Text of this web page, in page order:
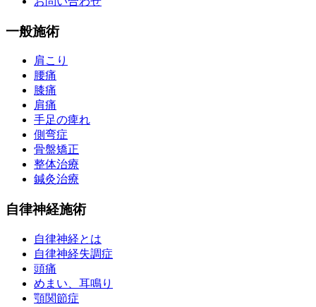
一般施術
肩こり
腰痛
膝痛
肩痛
手足の痺れ
側弯症
骨盤矯正
整体治療
鍼灸治療
自律神経施術
自律神経とは
自律神経失調症
頭痛
めまい、耳鳴り
顎関節症